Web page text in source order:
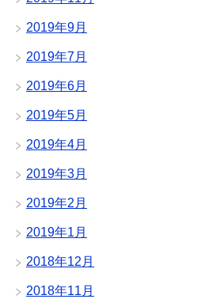
2019年9月
2019年7月
2019年6月
2019年5月
2019年4月
2019年3月
2019年2月
2019年1月
2018年12月
2018年11月